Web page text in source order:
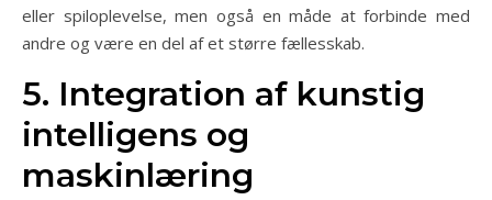
eller spiloplevelse, men også en måde at forbinde med
andre og være en del af et større fællesskab.
5. Integration af kunstig
intelligens og
maskinlæring